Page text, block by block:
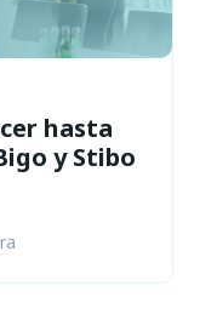
hasta
y Stibo